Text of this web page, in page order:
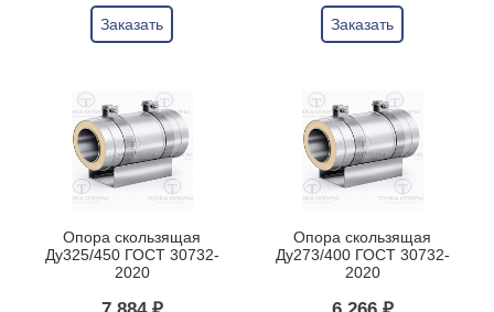
Заказать Заказать
Опора скользящая
Ду325/450 ГОСТ 30732-
2020
Опора скользящая
Ду273/400 ГОСТ 30732-
2020